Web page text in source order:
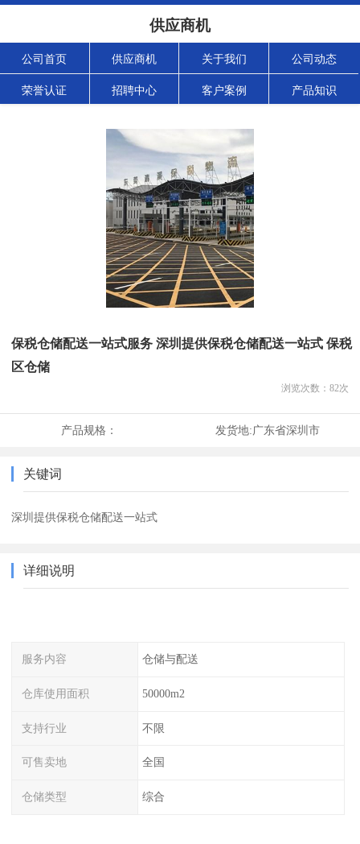
供应商机
公司首页 供应商机 关于我们 公司动态
荣誉认证 招聘中心 客户案例 产品知识
保税仓储配送一站式服务 深圳提供保税仓储配送一站式 保税
区仓储
浏览次数： 82次
产品规格： 发货地:广东省深圳市
关键词
深圳提供保税仓储配送一站式
详细说明
服务内容 仓储与配送
仓库使用面积 50000m2
支持行业 不限
可售卖地 全国
仓储类型 综合